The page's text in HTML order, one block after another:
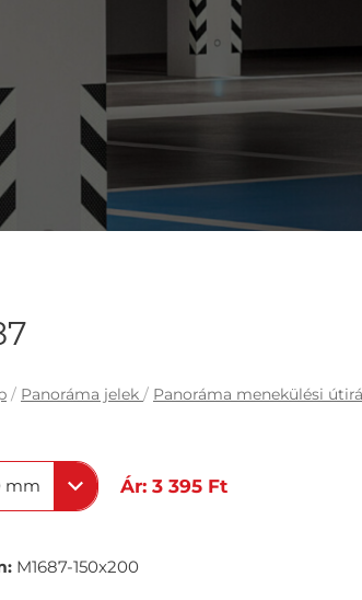
/ Panoráma jelek / Panoráma menekülési
mm Ár: 3 395 Ft
M1687-150x200